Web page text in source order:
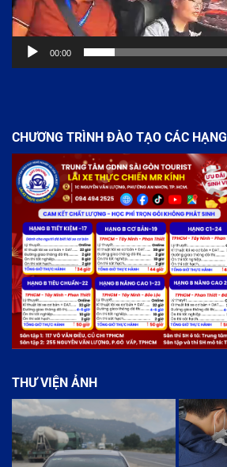
00:00
CHƯƠNG TRÌNH ĐÀO TẠO CÁC HẠNG
THƯ VIỆN ẢNH